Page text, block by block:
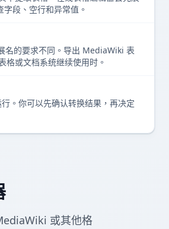
段、空行和异常值。
名的要求不同。导出 MediaWiki 表
格或文档系统继续使用时。
。你可以先确认转换结果，再决定
或其他格